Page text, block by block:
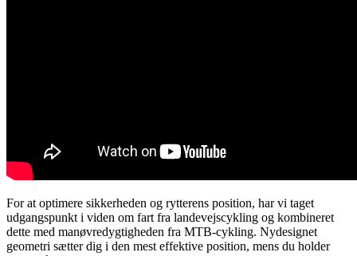
For at optimere sikkerheden og rytterens position, har vi taget
udgangspunkt i viden om fart fra landevejscykling og kombineret
dette med manøvredygtigheden fra MTB-cykling. Nydesignet
geometri sætter dig i den mest effektive position, mens du holder